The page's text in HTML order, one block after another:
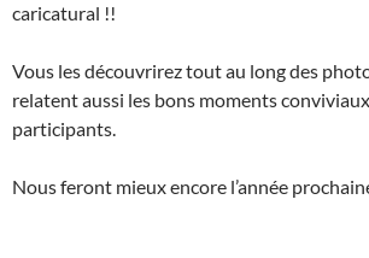
caricatural !!
Vous les découvrirez tout au long des
relatent aussi les bons moments
participants.
Nous feront mieux encore l’année